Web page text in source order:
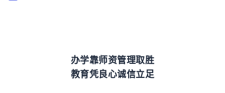
办学靠师资管理取胜
教育凭良心诚信立足